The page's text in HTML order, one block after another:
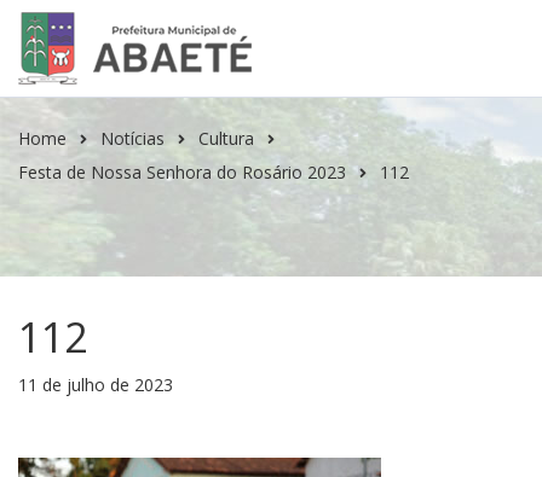
Home Notícias
Cultura
Festa de Nossa Senhora do Rosário 2023
112
112
11 de julho de 2023